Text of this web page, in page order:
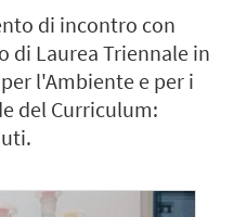
di incontro con
di Laurea Triennale in
l'Ambiente e per i
del Curriculum: